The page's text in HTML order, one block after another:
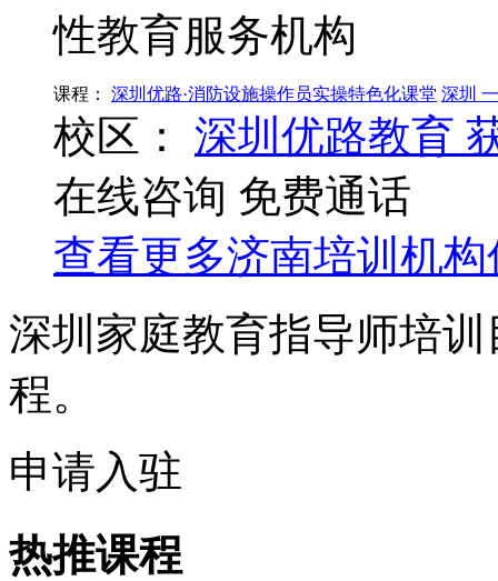
性教育服务机构
课程： 深圳优路·消防设施操作员实操特色化课堂 深圳
校区： 深圳优路教育
在线咨询 免费通话
查看更多济南培训机构
深圳家庭教育指导师培
程。
申请入驻
热推课程